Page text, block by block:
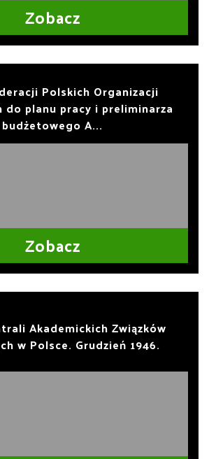
Zobacz
Polskich Organizacji
do planu pracy i preliminarza
budżetowego A...
Zobacz
Akademickich Związków
w Polsce. Grudzień 1946.